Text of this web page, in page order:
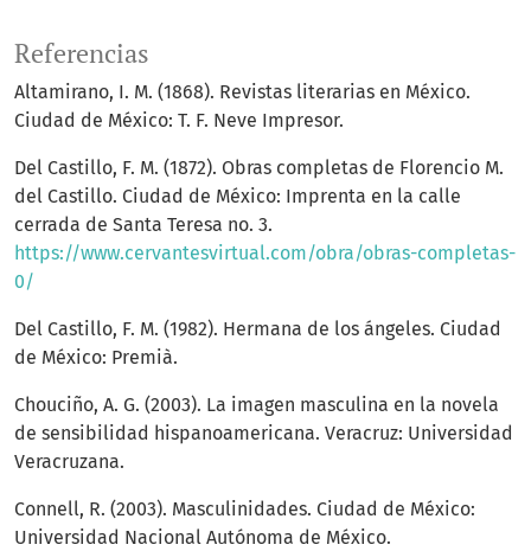
Referencias
Altamirano, I. M. (1868). Revistas literarias en México.
Ciudad de México: T. F. Neve Impresor.
Del Castillo, F. M. (1872). Obras completas de Florencio M.
del Castillo. Ciudad de México: Imprenta en la calle
cerrada de Santa Teresa no. 3.
https://www.cervantesvirtual.com/obra/obras-completas-
0/
Del Castillo, F. M. (1982). Hermana de los ángeles. Ciudad
de México: Premià.
Chouciño, A. G. (2003). La imagen masculina en la novela
de sensibilidad hispanoamericana. Veracruz: Universidad
Veracruzana.
Connell, R. (2003). Masculinidades. Ciudad de México:
Universidad Nacional Autónoma de México.